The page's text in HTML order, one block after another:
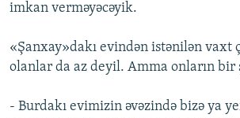
imkan verməyəcəyik.
«Şanxay»dakı evindən istənilən vaxt
olanlar da az deyil. Amma onların bir
- Burdakı evimizin əvəzində bizə ya